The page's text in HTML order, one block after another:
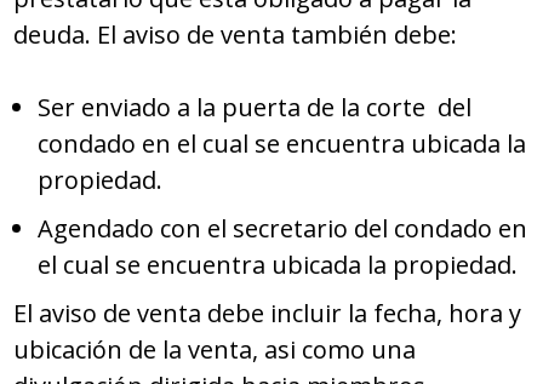
deuda. El aviso de venta también debe:
Ser enviado a la puerta de la corte del
condado en el cual se encuentra ubicada la
propiedad.
Agendado con el secretario del condado en
el cual se encuentra ubicada la propiedad.
El aviso de venta debe incluir la fecha, hora y
ubicación de la venta, asi como una